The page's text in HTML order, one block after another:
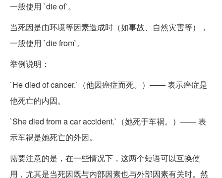
一般使用 `die of`。
当死因是由环境等因素造成时（如事故、自然灾害等），
一般使用 `die from`。
举例说明：
`He died of cancer.`（他因癌症而死。）—— 表示癌症是
他死亡的内因。
`She died from a car accident.`（她死于车祸。）—— 表
示车祸是她死亡的外因。
需要注意的是，在一些情况下，这两个短语可以互换使
用，尤其是当死因既与内部因素也与外部因素有关时。然